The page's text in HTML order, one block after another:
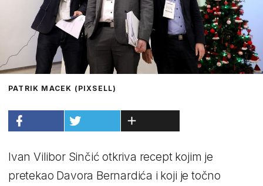
PATRIK MACEK (PIXSELL)
Ivan Vilibor Sinčić otkriva recept kojim je
pretekao Davora Bernardića i koji je točno